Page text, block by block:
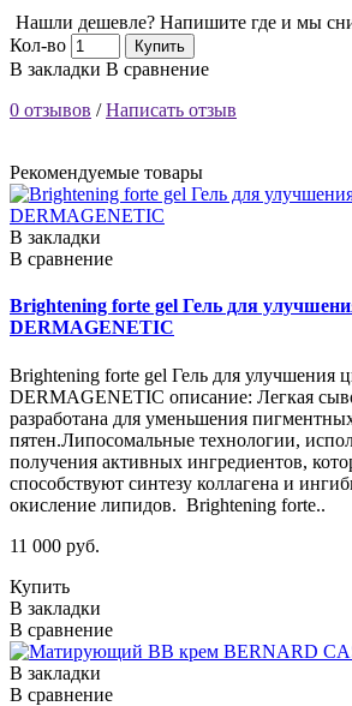
Нашли дешевле? Напишите где и мы
Кол-во
Купить
В закладки В сравнение
0 отзывов /Написать отзыв
Рекомендуемые товары
В закладки
В сравнение
Brightening forte gel Гель для
DERMAGENETIC
Brightening forte gel Гель для улучшения
DERMAGENETIC описание: Легкая
разработана для уменьшения
пятен.Липосомальные технологии,
получения активных ингредиентов,
способствуют синтезу коллагена и
окисление липидов. Brightening forte..
11 000 руб.
Купить
В закладки
В сравнение
В закладки
В сравнение